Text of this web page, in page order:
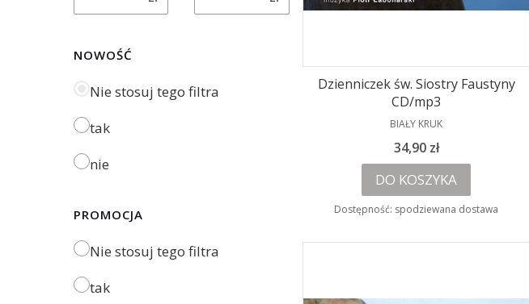
NOWOŚĆ
Nie stosuj tego filtra
tak
nie
PROMOCJA
Nie stosuj tego filtra
tak
Dzienniczek św. Siostry Faustyny
CD/mp3
PRODUCENT
BIAŁY KRUK
Cena
34,90 zł
DO KOSZYKA
Dostępność: spodziewana dostawa